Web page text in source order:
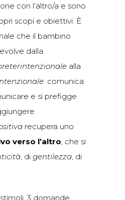
con l’altro/a e sono
scopi e obiettivi. È
che il bambino
dalla
alla
: comunica
e si prefigge
recupera uno
verso l’altro , che si
, di gentilezza , di
3 domande